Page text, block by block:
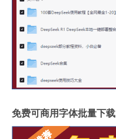
免费可商用字体批量下载